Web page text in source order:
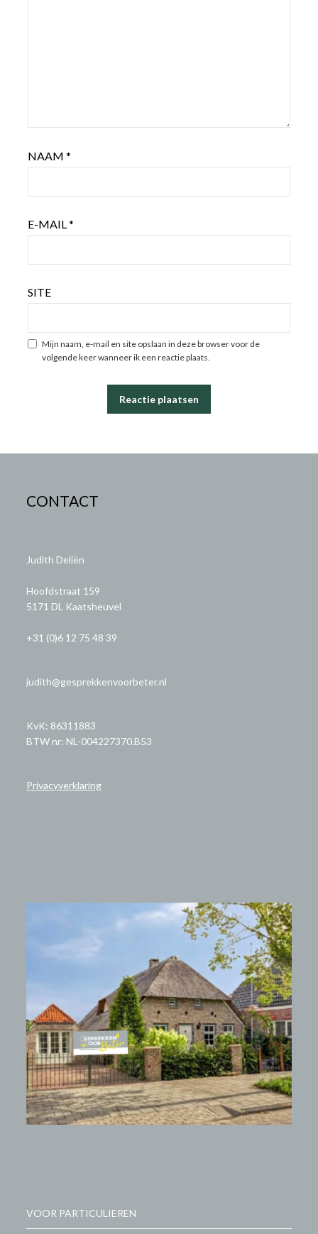
NAAM *
E-MAIL*
SITE
Mijn naam, e-mail en site opslaan in deze browser voor de
volgende keer wanneer ik een reactie plaats.
CONTACT
Judith Deliën
Hoofdstraat 159
5171 DL Kaatsheuvel
+31 (0)6 12 75 48 39
judith@gesprekkenvoorbeter.nl
KvK: 86311883
BTW nr: NL-004227370.B53
Privacyverklaring
VOOR PARTICULIEREN